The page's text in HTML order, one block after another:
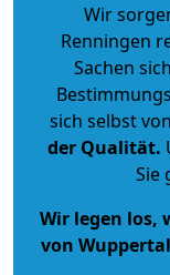
Wir
Renningen
Sachen
sich selbst
der Qualität.
Sie
Wir legen los,
von